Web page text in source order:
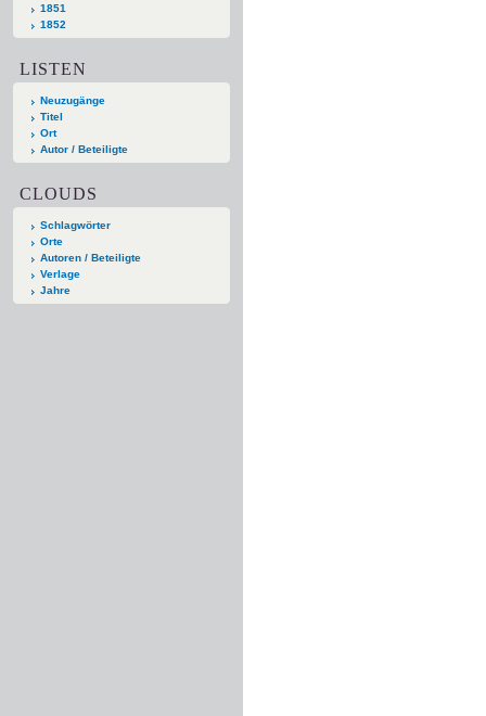
1851
1852
LISTEN
Neuzugänge
Titel
Ort
Autor / Beteiligte
CLOUDS
Schlagwörter
Orte
Autoren / Beteiligte
Verlage
Jahre